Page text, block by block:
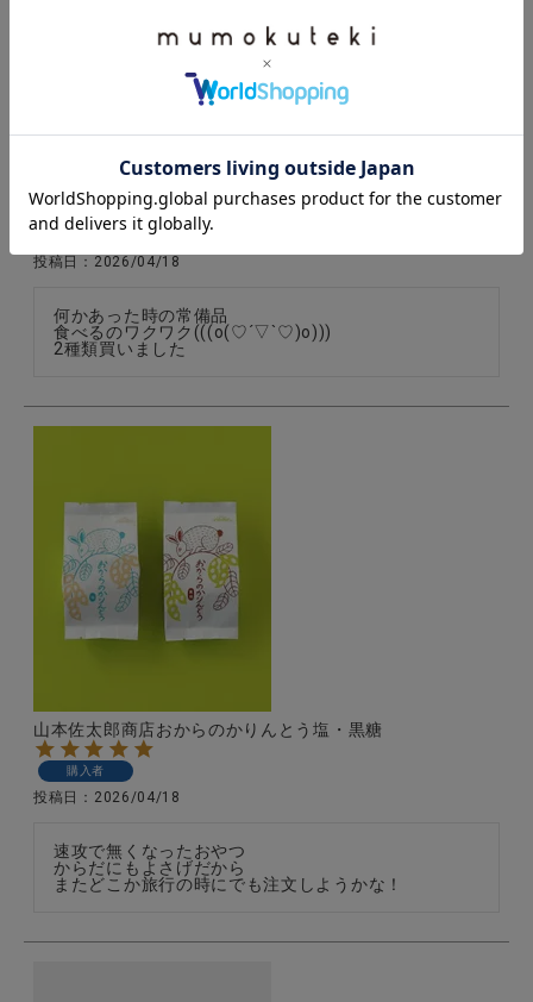
結わえる玄米によく合うレトルトカレー
投稿日 2026/04/18
何かあった時の常備品
食べるのワクワク(((o(♡´▽`♡)o)))
2種類買いました
山本佐太郎商店おからのかりんとう塩・黒糖
購入者
投稿日 2026/04/18
速攻で無くなったおやつ
からだにもよさげだから
またどこか旅行の時にでも注文しようかな！